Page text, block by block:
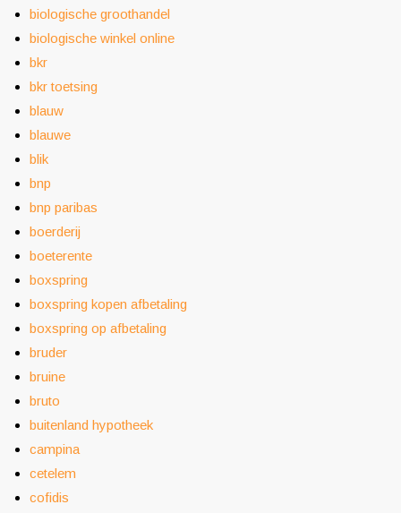
biologische groothandel
biologische winkel online
bkr
bkr toetsing
blauw
blauwe
blik
bnp
bnp paribas
boerderij
boeterente
boxspring
boxspring kopen afbetaling
boxspring op afbetaling
bruder
bruine
bruto
buitenland hypotheek
campina
cetelem
cofidis